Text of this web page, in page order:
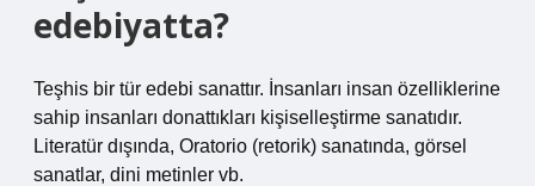
edebiyatta?
Teşhis bir tür edebi sanattır. İnsanları insan özelliklerine
sahip insanları donattıkları kişiselleştirme sanatıdır.
Literatür dışında, Oratorio (retorik) sanatında, görsel
sanatlar, dini metinler vb.